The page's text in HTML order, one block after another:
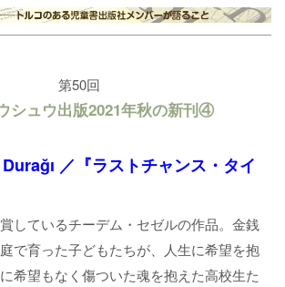
第50回
シュウ出版2021年秋の新刊④
／『ラストチャンス・タイ
しているチーデム・セゼルの作品。金銭
で育った子どもたちが、人生に希望を抱
希望もなく傷ついた魂を抱えた高校生た